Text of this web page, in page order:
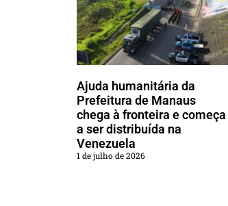
Ajuda humanitária da
Prefeitura de Manaus
chega à fronteira e começa
a ser distribuída na
Venezuela
1 de julho de 2026